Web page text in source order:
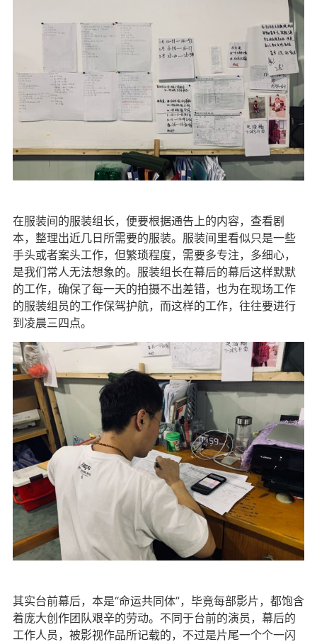
在服装间的服装组长，便要根据通告上的内容，查看剧
本，整理出近几日所需要的服装。服装间里看似只是一些
手头或者案头工作，但繁琐程度，需要多专注，多细心，
是我们常人无法想象的。服装组长在幕后的幕后这样默默
的工作，确保了每一天的拍摄不出差错，也为在现场工作
的服装组员的工作保驾护航，而这样的工作，往往要进行
到凌晨三四点。
其实台前幕后，本是“命运共同体”，毕竟每部影片，都饱含
着庞大创作团队艰辛的劳动。不同于台前的演员，幕后的
工作人员，被影视作品所记载的，不过是片尾一个个一闪